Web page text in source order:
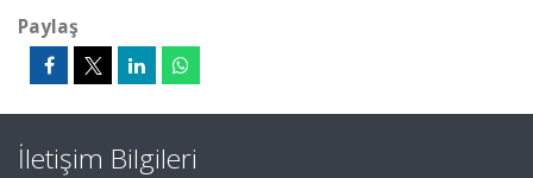
Paylaş
İletişim Bilgileri